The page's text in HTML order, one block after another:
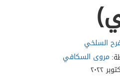
السلخي
مروى السكافي